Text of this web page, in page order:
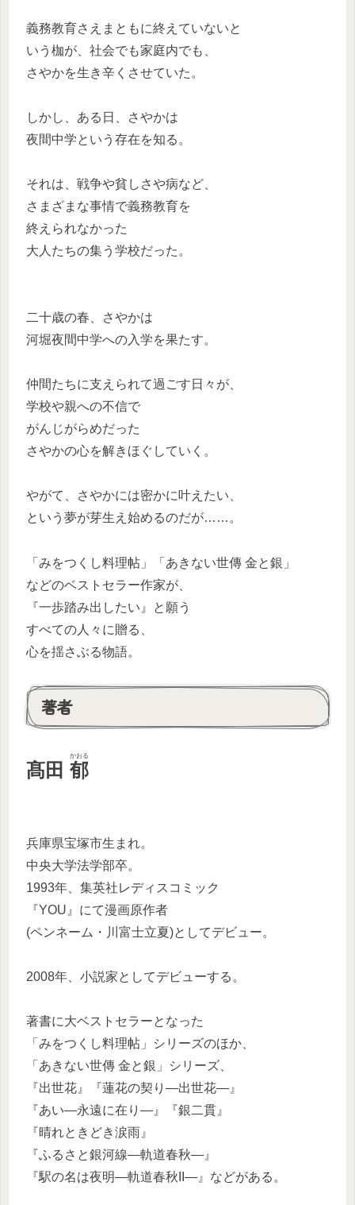
義務教育さえまともに終えていないと
いう枷が、社会でも家庭内でも、
さやかを生き辛くさせていた。
しかし、ある日、さやかは
夜間中学という存在を知る。
それは、戦争や貧しさや病など、
さまざまな事情で義務教育を
終えられなかった
大人たちの集う学校だった。
二十歳の春、さやかは
河堀夜間中学への入学を果たす。
仲間たちに支えられて過ごす日々が、
学校や親への不信で
がんじがらめだった
さやかの心を解きほぐしていく。
やがて、さやかには密かに叶えたい、
という夢が芽生え始めるのだが……。
「みをつくし料理帖」「あきない世傳 金と銀」
などのベストセラー作家が、
『一歩踏み出したい』と願う
すべての人々に贈る、
心を揺さぶる物語。
著者
髙田 郁
かおる
兵庫県宝塚市生まれ。
中央大学法学部卒。
1993年、集英社レディスコミック
『YOU』にて漫画原作者
(ペンネーム・川富士立夏)としてデビュー。
2008年、小説家としてデビューする。
著書に大ベストセラーとなった
「みをつくし料理帖」シリーズのほか、
「あきない世傳 金と銀」シリーズ、
『出世花』『蓮花の契り―出世花―』
『あい―永遠に在り―』『銀二貫』
『晴れときどき涙雨』
『ふるさと銀河線―軌道春秋―』
『駅の名は夜明―軌道春秋II―』などがある。